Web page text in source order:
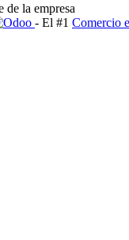
la empresa
- El #1 Comercio